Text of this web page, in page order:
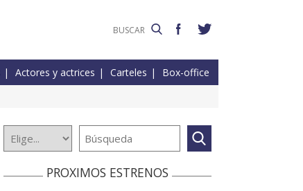
Actores y actrices Carteles Box-office
PROXIMOS ESTRENOS